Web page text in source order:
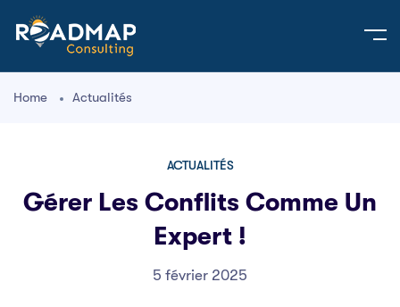
Home Actualités
ACTUALITÉS
Gérer Les Conflits Comme Un
Expert !
5 février 2025